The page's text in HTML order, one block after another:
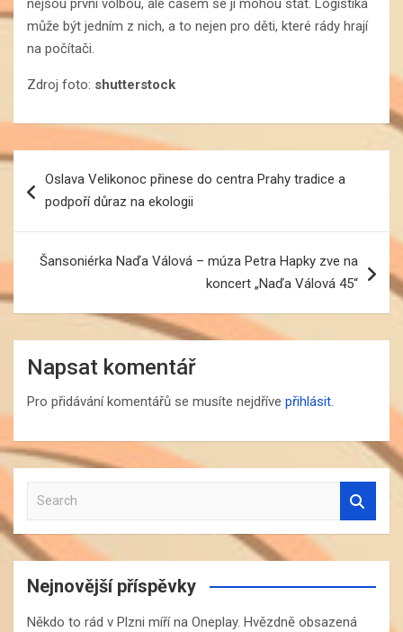
nejsou první volbou, ale časem se jí mohou stát. Logistika
může být jedním z nich, a to nejen pro děti, které rády hrají
na počítači.
Zdroj foto: shutterstock
Navigace
proOslava Velikonoc přinese do centra Prahy tradice a
podpoří důraz na ekologii
Šansoniérka Naďa Válová – múza Petra Hapky zve na
koncert „Naďa Válová 45“
Napsat komentář
Pro přidávání komentářů se musíte nejdříve přihlásit.
a
r
c
Nejnovější příspěvky
Někdo to rád v Plzni míří na Oneplay. Hvězdně obsazená